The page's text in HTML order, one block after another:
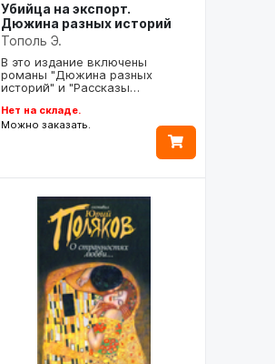
Убийца на экспорт.
Дюжина разных историй
Тополь Э.
В это издание включены
романы "Дюжина разных
историй" и "Рассказы…
Нет на складе.
Можно заказать.